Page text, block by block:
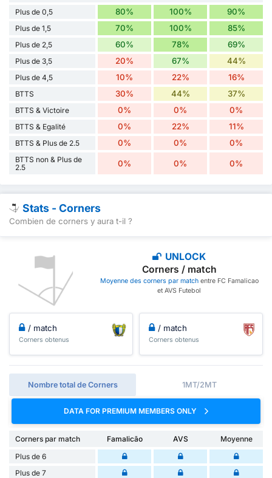
Plus de 0,5
80% 100% 90%
Plus de 1,5 70% 100% 85%
Plus de 2,5 60% 78% 69%
Plus de 3,5 20% 67% 44%
Plus de 4,5 10% 22% 16%
BTTS 30% 44% 37%
BTTS & Victoire 0% 0% 0%
BTTS & Egalité 0% 22% 11%
BTTS & Plus de 2.5 0% 0% 0%
BTTS non & Plus de
2.5
0% 0% 0%
Stats - Corners
Combien de corners y aura t-il ?
UNLOCK
Corners / match
Moyenne des corners par matchentre FC Famalicao
et AVS Futebol
/ match
Corners obtenus
/ match
Corners obtenus
Nombre total de Corners 1MT/2MT
DATA FOR PREMIUM MEMBERS ONLY
Corners par match Famalicão AVS
Moyenne
Plus de 6
Plus de 7